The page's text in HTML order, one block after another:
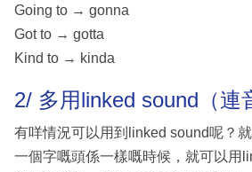
Going to → gonna
Got to → gotta
Kind to → kinda
2/ 多用linked sound（連
有咩情況可以用到linked sound呢？
一個字嘅頭係一樣嘅時候，就可以用